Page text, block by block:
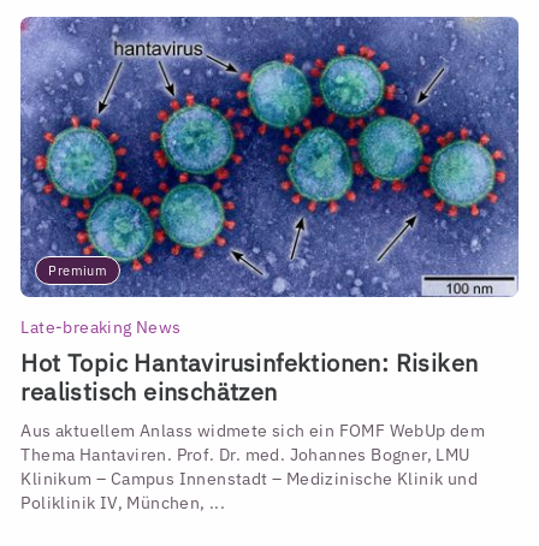
Premium
Late-breaking News
Hot Topic Hantavirusinfektionen: Risiken
realistisch einschätzen
Aus aktuellem Anlass widmete sich ein FOMF WebUp dem
Thema Hantaviren. Prof. Dr. med. Johannes Bogner, LMU
Klinikum – Campus Innenstadt – Medizinische Klinik und
Poliklinik IV, München, ...